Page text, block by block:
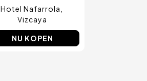
Hotel Nafarrola
Vizcaya
NU KOPEN